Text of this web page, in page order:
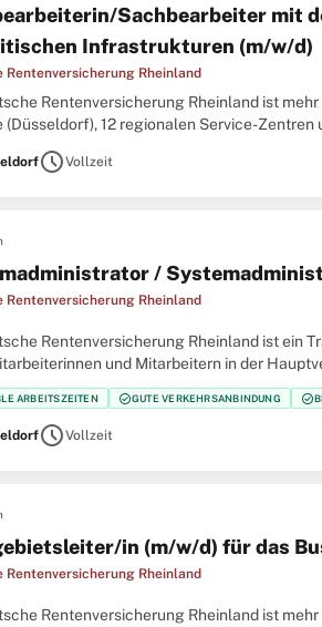
Sachbearbeiter mit
Infrastrukturen (m/w/d)
Rentenversicherung Rheinland
Rentenversicherung Rheinland ist
(Düsseldorf), 12 regionalen Service-
scheduleVollzeit
/
Rentenversicherung Rheinland
Rentenversicherung Rheinland ist ein
und Mitarbeitern in der
Düsseldorf und Köln und 5
ARBEITSZEITEN check_circleGUTE VERKEHRSANBINDUNG check_circle
scheduleVollzeit
in (m/w/d) für das
Rentenversicherung Rheinland
Rentenversicherung Rheinland ist